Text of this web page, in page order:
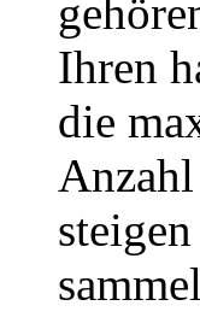
Ihren
die